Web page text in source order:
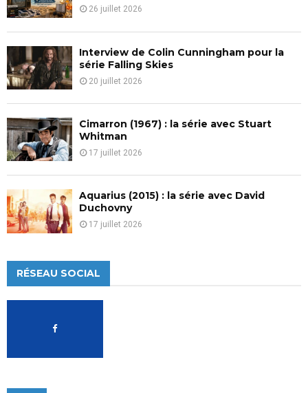
26 juillet 2026
Interview de Colin Cunningham pour la
série Falling Skies
20 juillet 2026
Cimarron (1967) : la série avec Stuart
Whitman
17 juillet 2026
Aquarius (2015) : la série avec David
Duchovny
17 juillet 2026
RÉSEAU SOCIAL